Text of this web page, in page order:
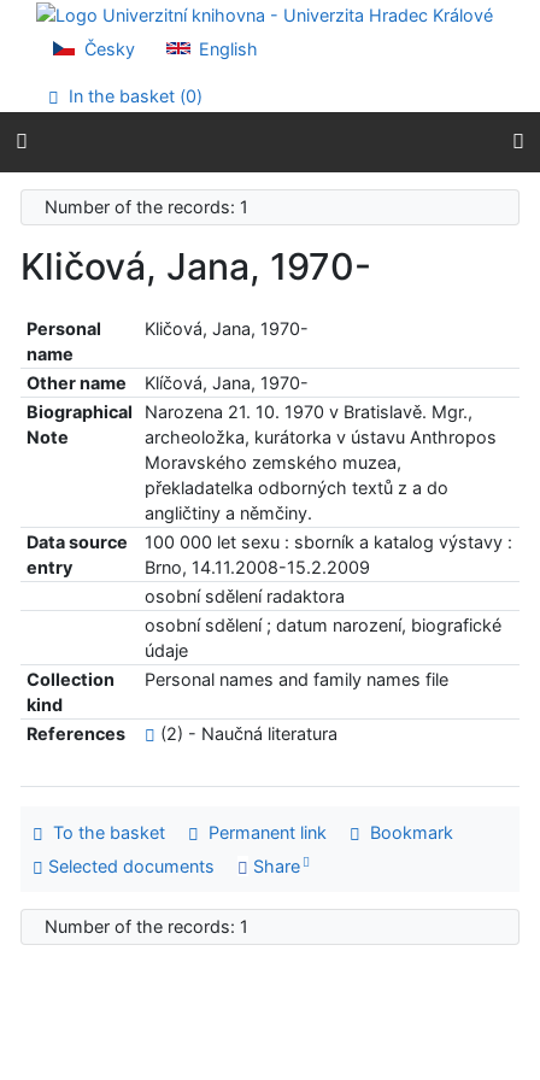
Go to content
Go to menu
Accessibility declaration
Česky English
In the basket (0)
Number of the records: 1
Kličová, Jana, 1970-
Personal
name
Kličová, Jana, 1970-
Other name
Klíčová, Jana, 1970-
Biographical
Note
Narozena 21. 10. 1970 v Bratislavě. Mgr.,
archeoložka, kurátorka v ústavu Anthropos
Moravského zemského muzea,
překladatelka odborných textů z a do
angličtiny a němčiny.
Data source
entry
100 000 let sexu : sborník a katalog výstavy :
Brno, 14.11.2008-15.2.2009
osobní sdělení radaktora
osobní sdělení ; datum narození, biografické
údaje
Collection
kind
Personal names and family names file
References (2) - Naučná literatura
To the basket Permanent link
Bookmark
Selected documents
Share
Number of the records: 1